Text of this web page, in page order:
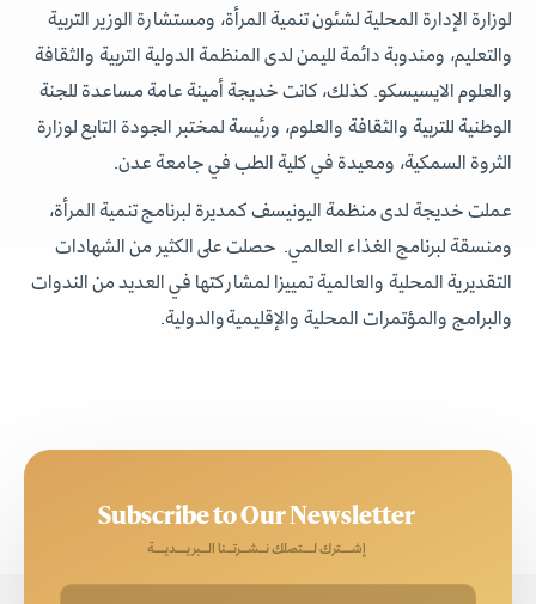
لوزارة الإدارة المحلية لشئون تنمية المرأة، ومستشارة الوزير التربية
والتعليم، ومندوبة دائمة لليمن لدى المنظمة الدولية التربية والثقافة
والعلوم الايسيسكو. كذلك، كانت خديجة أمينة عامة مساعدة للجنة
الوطنية للتربية والثقافة والعلوم، ورئيسة لمختبر الجودة التابع لوزارة
الثروة السمكية، ومعيدة في كلية الطب في جامعة عدن.
عملت خديجة لدى منظمة اليونيسف كمديرة لبرنامج تنمية المرأة،
ومنسقة لبرنامج الغذاء العالمي. حصلت على الكثير من الشهادات
التقديرية المحلية والعالمية تمييزا لمشاركتها في العديد من الندوات
والبرامج والمؤتمرات المحلية والإقليميةوالدولية.
Subscribe to Our Newsletter
إشـــترك لـــتصلك نــشــرتــنا الــبريـــديـــة